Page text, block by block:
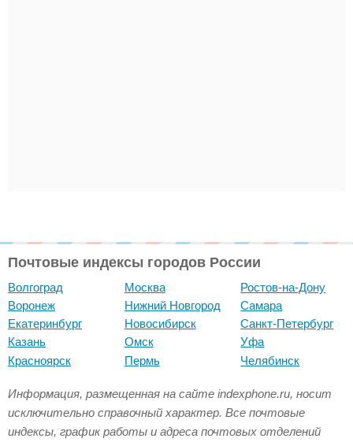
Почтовые индексы городов России
Волгоград
Воронеж
Екатеринбург
Казань
Красноярск
Москва
Нижний Новгород
Новосибирск
Омск
Пермь
Ростов-на-Дону
Самара
Санкт-Петербург
Уфа
Челябинск
Информация, размещенная на сайте indexphone.ru, носит
исключительно справочный характер. Все почтовые
индексы, график работы и адреса почтовых отделений